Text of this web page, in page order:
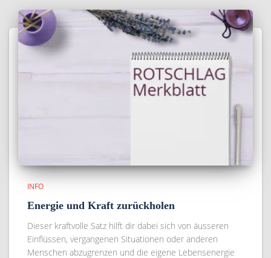
INFO
Energie und Kraft zurückholen
Dieser kraftvolle Satz hilft dir dabei sich von äusseren
Einflüssen, vergangenen Situationen oder anderen
Menschen abzugrenzen und die eigene Lebensenergie